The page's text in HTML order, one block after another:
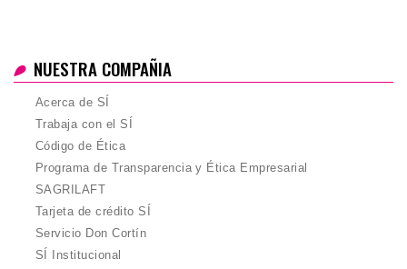
NUESTRA COMPAÑIA
Acerca de SÍ
Trabaja con el SÍ
Código de Ética
Programa de Transparencia y Ética Empresarial
SAGRILAFT
Tarjeta de crédito SÍ
Servicio Don Cortín
SÍ Institucional